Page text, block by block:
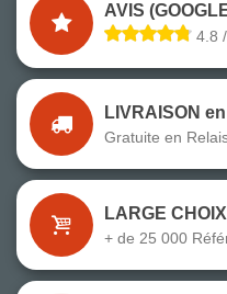
AVIS
4.8
LIVRAISON
Gratuite en
LARGE CHOIX
+ de 25 000